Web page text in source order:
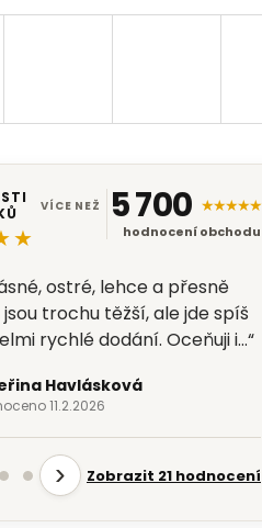
ostré, lehce a přesně
jsou trochu těžší, ale jde spíš
rychlé dodání. Oceňuji i…“
Havlásková
11.2.2026
VÍCE NEŽ 5 700 ★★★★★
hodnocení obchodu
› Zobrazit 21 hodnocení